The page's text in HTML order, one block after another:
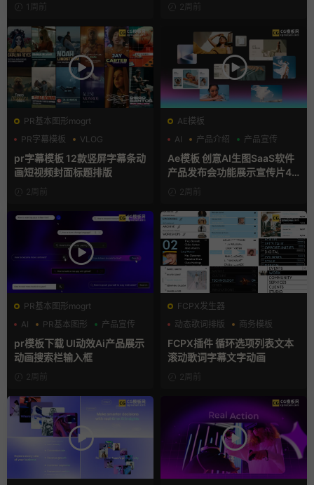
1周前 2周前
PR基本图形mogrt
PR字幕模板
VLOG
人物介绍
pr字幕模板 12款竖屏字幕条动
画短视频封面标题排版
2周前
AE模板
AI
产品介绍 产品宣传
Ae模板 创意AI生图SaaS软件
产品发布会功能展示宣传片4K
片头2周前
PR基本图形mogrt
AI
PR基本图形 产品宣传
pr模板下载 UI动效Ai产品展示
动画搜索栏输入框
2周前
FCPX发生器
动态歌词排版
商务模板
字幕模板
FCPX插件 循环选项列表文本
滚动歌词字幕文字动画
2周前